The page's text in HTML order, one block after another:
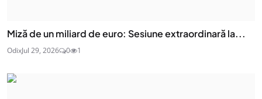
Miză de un miliard de euro: Sesiune extraordinară la...
OdixJul 29, 2026 0 1